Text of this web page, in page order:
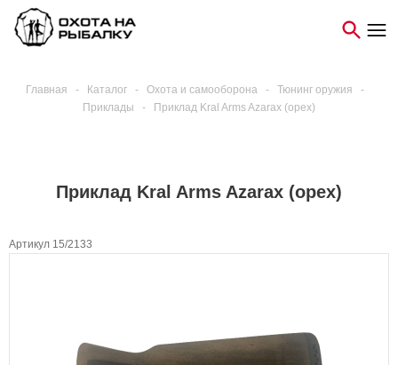
Главная - Каталог - Охота и самооборона - Тюнинг оружия
-
Приклады
- Приклад Kral Arms Azarax (орех)
Приклад Kral Arms Azarax (орех)
Артикул 15/2133